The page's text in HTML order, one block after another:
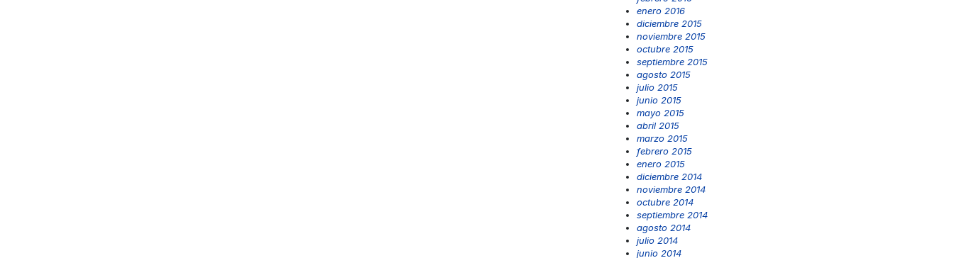
enero 2016
diciembre 2015
noviembre 2015
octubre 2015
septiembre 2015
agosto 2015
julio 2015
junio 2015
mayo 2015
abril 2015
marzo 2015
febrero 2015
enero 2015
diciembre 2014
noviembre 2014
octubre 2014
septiembre 2014
agosto 2014
julio 2014
junio 2014